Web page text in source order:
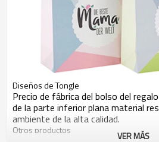
Diseños de Tongle
Precio de fábrica del bolso del
de la parte inferior plana material
ambiente de la alta calidad.
Otros productos VER MÁS